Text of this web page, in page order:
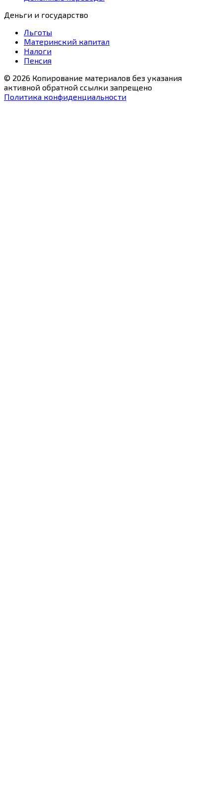
Деньги и государство
Льготы
Материнский капитал
Налоги
Пенсия
© 2026 Копирование материалов без указания
активной обратной ссылки запрещено
Политика конфиденциальности